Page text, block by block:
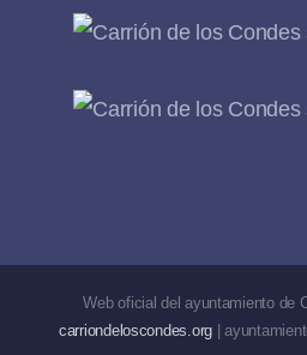
Web oficial del ayuntamiento de
carriondeloscondes.org |